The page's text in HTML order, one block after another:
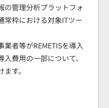
の管理分析プラットフォ
常枠における対象ITツー
者等がREMETISを導入
費用の一部について、
す。